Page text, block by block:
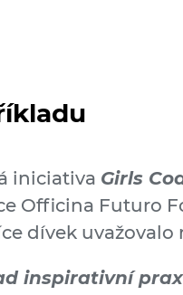
iniciativa Girls
Officina Futuro
dívek uvažovalo
inspirativní